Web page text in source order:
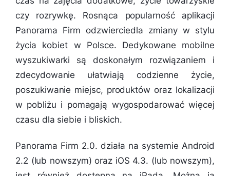
czy rozrywkę. Rosnąca popularność aplikacji
Panorama Firm odzwierciedla zmiany w stylu
życia kobiet w Polsce. Dedykowane mobilne
wyszukiwarki są doskonałym rozwiązaniem i
zdecydowanie ułatwiają codzienne życie,
poszukiwanie miejsc, produktów oraz lokalizacji
w pobliżu i pomagają wygospodarować więcej
czasu dla siebie i bliskich.
Panorama Firm 2.0. działa na systemie Android
2.2 (lub nowszym) oraz iOS 4.3. (lub nowszym),